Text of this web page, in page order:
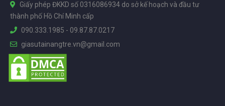
Giấy phép ĐKKD số 0316086934 do sở kế hoạch và đầu tư
thành phố Hồ Chí Minh cấp
090.333.1985 - 09.87.87.0217
giasutainangtre.vn@gmail.com